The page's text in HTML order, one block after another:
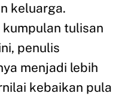
keluarga.
tulisan
penulis
menjadi lebih
kebaikan pula